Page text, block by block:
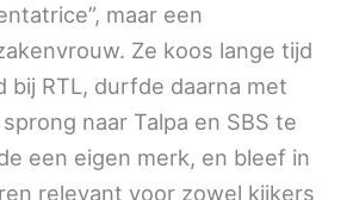
maar een
Ze koos lange tijd
bij RTL, durfde daarna met
naar Talpa en SBS te
een eigen merk, en bleef in
relevant voor zowel kijkers